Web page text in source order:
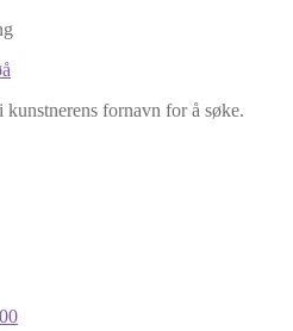
å
fornavn for å søke.